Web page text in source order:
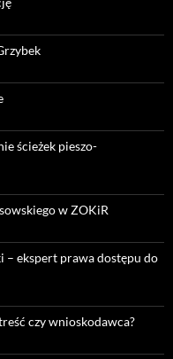
ścieżek pieszo-
w ZOKiR
– ekspert prawa dostępu do
czy wnioskodawca?